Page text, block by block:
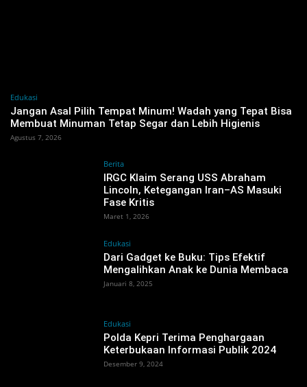
Edukasi
Jangan Asal Pilih Tempat Minum! Wadah yang Tepat Bisa
Membuat Minuman Tetap Segar dan Lebih Higienis
Agustus 7, 2026
Berita
IRGC Klaim Serang USS Abraham
Lincoln, Ketegangan Iran–AS Masuki
Fase Kritis ‎
Maret 1, 2026
Edukasi
Dari Gadget ke Buku: Tips Efektif
Mengalihkan Anak ke Dunia Membaca
Januari 8, 2025
Edukasi
Polda Kepri Terima Penghargaan
Keterbukaan Informasi Publik 2024
Desember 9, 2024